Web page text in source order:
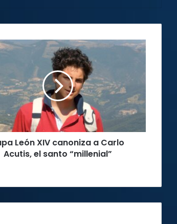
León XIV canoniza a Carlo
Acutis, el santo “millenial”